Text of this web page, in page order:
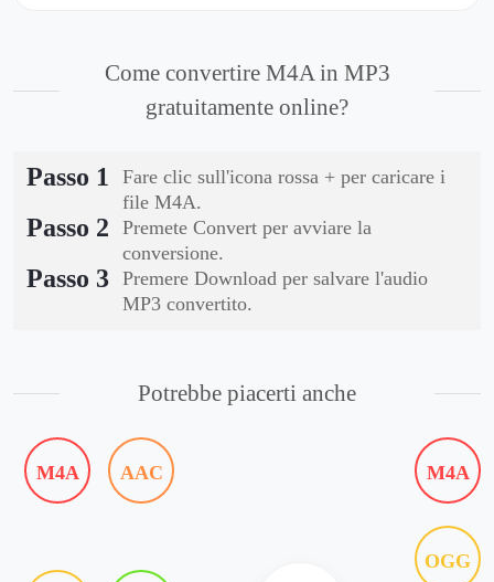
Come convertire M4A in MP3
gratuitamente online?
Passo 1
Fare clic sull'icona rossa + per caricare i
file M4A.
Passo 2
Premete Convert per avviare la
conversione.
Passo 3
Premere Download per salvare l'audio
MP3 convertito.
Potrebbe piacerti anche
M4A AAC M4A
OGG